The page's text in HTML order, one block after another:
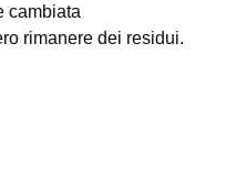
cambiata
rimanere dei residui.